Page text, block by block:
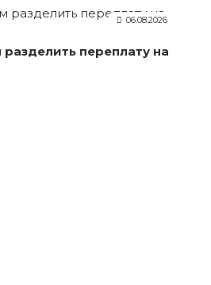
06.08.2026
переплату на